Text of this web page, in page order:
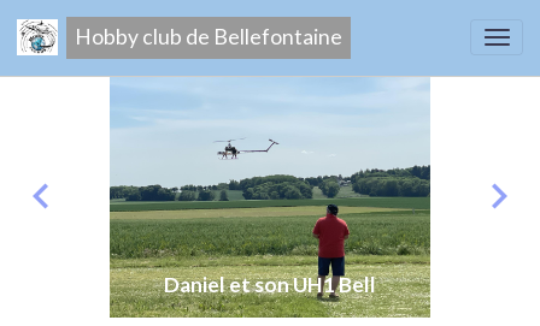
Hobby club de Bellefontaine
Daniel et son UH1 Bell